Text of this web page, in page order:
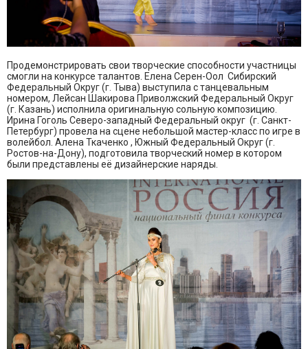
Продемонстрировать свои творческие способности участницы
смогли на конкурсе талантов. Елена Серен-Оол Сибирский
Федеральный Округ (г. Тыва) выступила с танцевальным
номером, Лейсан Шакирова Приволжский Федеральный Округ
(г. Казань) исполнила оригинальную сольную композицию.
Ирина Гоголь Северо-западный Федеральный округ (г. Санкт-
Петербург) провела на сцене небольшой мастер-класс по игре в
волейбол. Алена Ткаченко , Южный Федеральный Округ (г.
Ростов-на-Дону), подготовила творческий номер в котором
были представлены её дизайнерские наряды.